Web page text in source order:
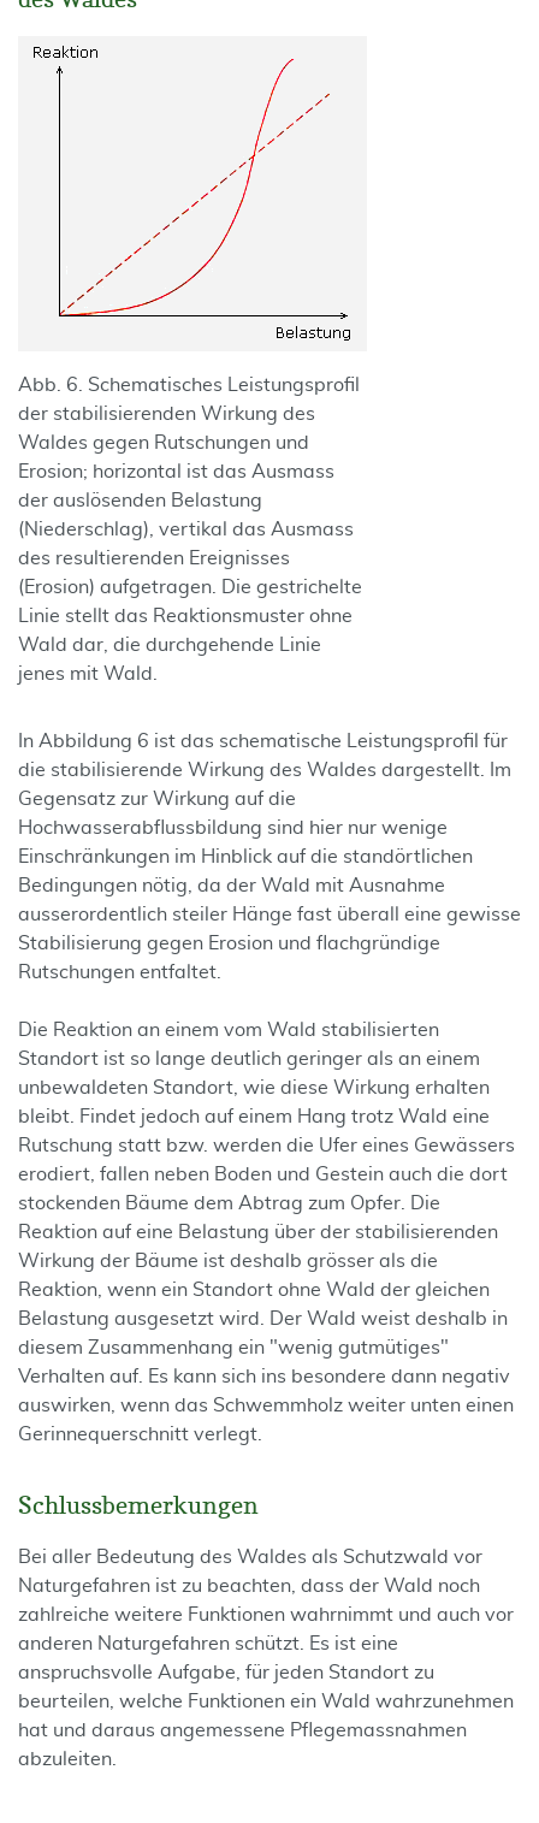
Abb. 6. Schematisches Leistungsprofil
der stabilisierenden Wirkung des
Waldes gegen Rutschungen und
Erosion; horizontal ist das Ausmass
der auslösenden Belastung
(Niederschlag), vertikal das Ausmass
des resultierenden Ereignisses
(Erosion) aufgetragen. Die gestrichelte
Linie stellt das Reaktionsmuster ohne
Wald dar, die durchgehende Linie
jenes mit Wald.
In Abbildung 6 ist das schematische Leistungsprofil für
die stabilisierende Wirkung des Waldes dargestellt. Im
Gegensatz zur Wirkung auf die
Hochwasserabflussbildung sind hier nur wenige
Einschränkungen im Hinblick auf die standörtlichen
Bedingungen nötig, da der Wald mit Ausnahme
ausserordentlich steiler Hänge fast überall eine gewisse
Stabilisierung gegen Erosion und flachgründige
Rutschungen entfaltet.
Die Reaktion an einem vom Wald stabilisierten
Standort ist so lange deutlich geringer als an einem
unbewaldeten Standort, wie diese Wirkung erhalten
bleibt. Findet jedoch auf einem Hang trotz Wald eine
Rutschung statt bzw. werden die Ufer eines Gewässers
erodiert, fallen neben Boden und Gestein auch die dort
stockenden Bäume dem Abtrag zum Opfer. Die
Reaktion auf eine Belastung über der stabilisierenden
Wirkung der Bäume ist deshalb grösser als die
Reaktion, wenn ein Standort ohne Wald der gleichen
Belastung ausgesetzt wird. Der Wald weist deshalb in
diesem Zusammenhang ein "wenig gutmütiges"
Verhalten auf. Es kann sich ins besondere dann negativ
auswirken, wenn das Schwemmholz weiter unten einen
Gerinnequerschnitt verlegt.
Schlussbemerkungen
Bei aller Bedeutung des Waldes als Schutzwald vor
Naturgefahren ist zu beachten, dass der Wald noch
zahlreiche weitere Funktionen wahrnimmt und auch vor
anderen Naturgefahren schützt. Es ist eine
anspruchsvolle Aufgabe, für jeden Standort zu
beurteilen, welche Funktionen ein Wald wahrzunehmen
hat und daraus angemessene Pflegemassnahmen
abzuleiten.